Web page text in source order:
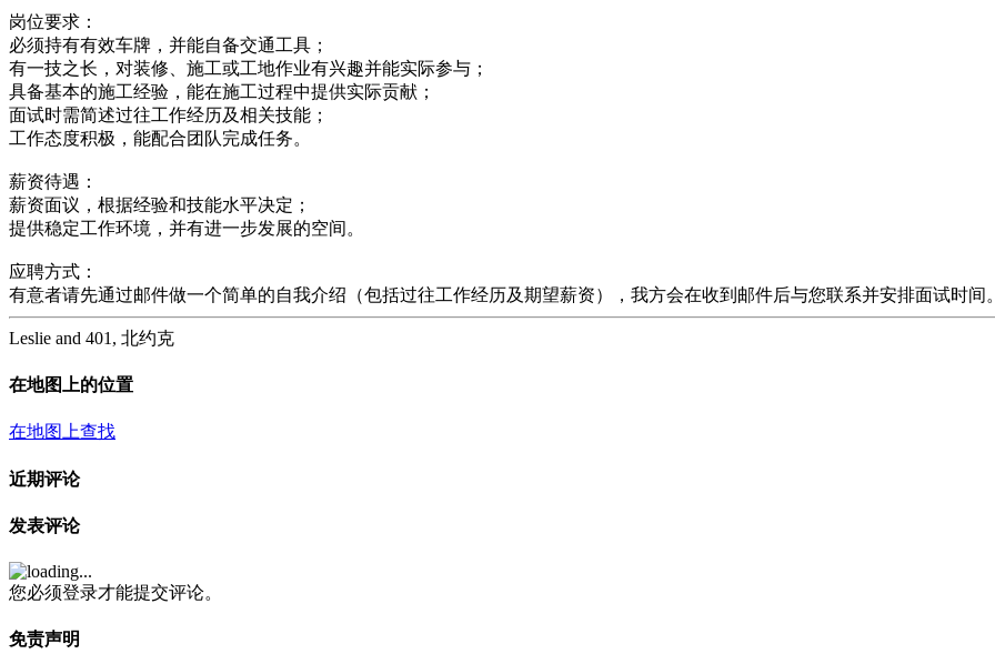
岗位要求：
必须持有有效车牌，并能自备交通工具；
有一技之长，对装修、施工或工地作业有兴趣并能实际参与；
具备基本的施工经验，能在施工过程中提供实际贡献；
面试时需简述过往工作经历及相关技能；
工作态度积极，能配合团队完成任务。
薪资待遇：
薪资面议，根据经验和技能水平决定；
提供稳定工作环境，并有进一步发展的空间。
应聘方式：
有意者请先通过邮件做一个简单的自我介绍（包括过往工作经历及期望薪资），我方会在收到邮件后与您联系并安排面试时间
Leslie and 401, 北约克
在地图上的位置
在地图上查找
近期评论
发表评论
您必须登录才能提交评论。
免责声明